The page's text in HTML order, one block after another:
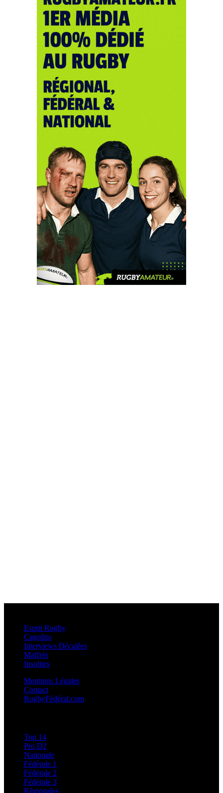
Esprit Rugby
Cagolins
Interviews Décalées
Maffrés
Insolites
Mentions Légales
Contact
RugbyFédéral.com
Top 14
Pro D2
Nationale
Fédérale 1
Fédérale 2
Fédérale 3
Régionales